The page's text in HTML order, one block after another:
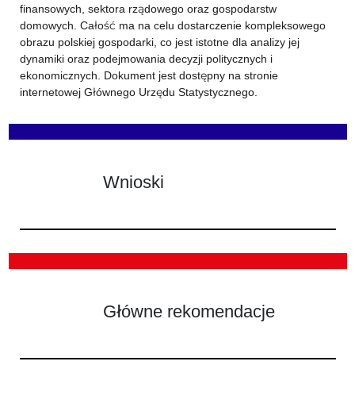
finansowych, sektora rządowego oraz gospodarstw
domowych. Całość ma na celu dostarczenie kompleksowego
obrazu polskiej gospodarki, co jest istotne dla analizy jej
dynamiki oraz podejmowania decyzji politycznych i
ekonomicznych. Dokument jest dostępny na stronie
internetowej Głównego Urzędu Statystycznego.
Wnioski
Główne rekomendacje